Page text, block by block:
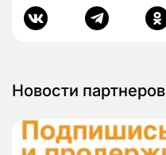
Новости партнеров